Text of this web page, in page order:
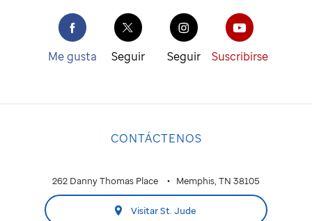
Me gusta Seguir Seguir Suscribirse
CONTÁCTENOS
262 Danny Thomas Place Memphis, TN 38105
Visitar St. Jude